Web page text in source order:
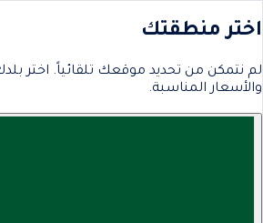
اختر منطقتك
لم نتمكن من تحديد موقعك تلقائياً. اختر
والأسعار المناسبة.